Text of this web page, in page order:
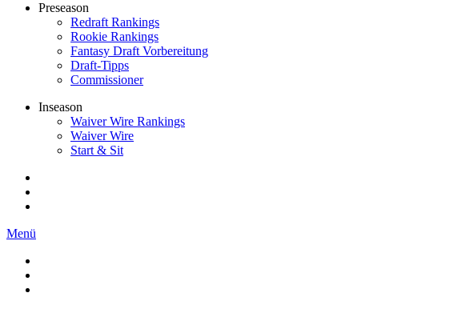
Preseason
Redraft Rankings
Rookie Rankings
Fantasy Draft Vorbereitung
Draft-Tipps
Commissioner
Inseason
Waiver Wire Rankings
Waiver Wire
Start & Sit
Menü